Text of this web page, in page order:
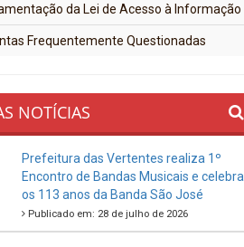
da Lei de Acesso à Informação
Frequentemente Questionadas
NOTÍCIAS
Prefeitura das Vertentes realiza 1º
Encontro de Bandas Musicais e celebra
os 113 anos da Banda São José
Publicado em: 28 de julho de 2026